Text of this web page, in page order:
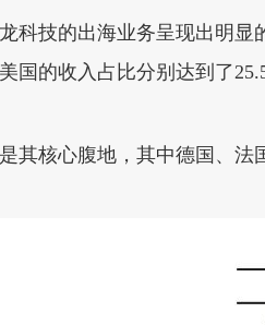
科技的出海业务呈现出明
国的收入占比分别达到了
其核心腹地，其中德国、